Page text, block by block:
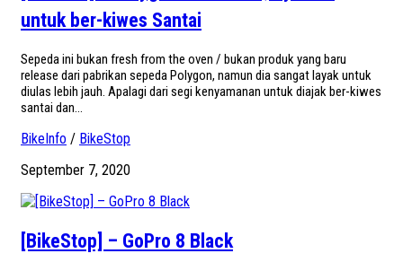
untuk ber-kiwes Santai
Sepeda ini bukan fresh from the oven / bukan produk yang baru
release dari pabrikan sepeda Polygon, namun dia sangat layak untuk
diulas lebih jauh. Apalagi dari segi kenyamanan untuk diajak ber-kiwes
santai dan...
BikeInfo / BikeStop
September 7, 2020
[BikeStop] – GoPro 8 Black